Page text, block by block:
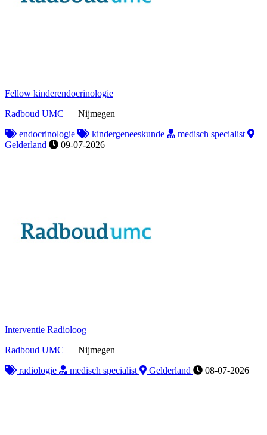
Fellow kinderendocrinologie
Radboud UMC — Nijmegen
endocrinologie
kindergeneeskunde
medisch specialist
Gelderland
09-07-2026
Interventie Radioloog
Radboud UMC — Nijmegen
radiologie
medisch specialist Gelderland 08-07-2026